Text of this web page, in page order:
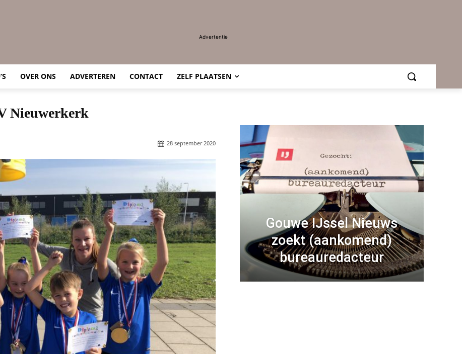
Advertentie
OVER ONS ADVERTEREN CONTACT ZELF PLAATSEN
Nieuwerkerk
28 september 2020
Gouwe IJssel Nieuws
zoekt (aankomend)
bureauredacteur